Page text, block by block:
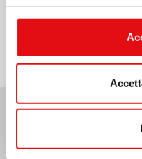
Condividi su: